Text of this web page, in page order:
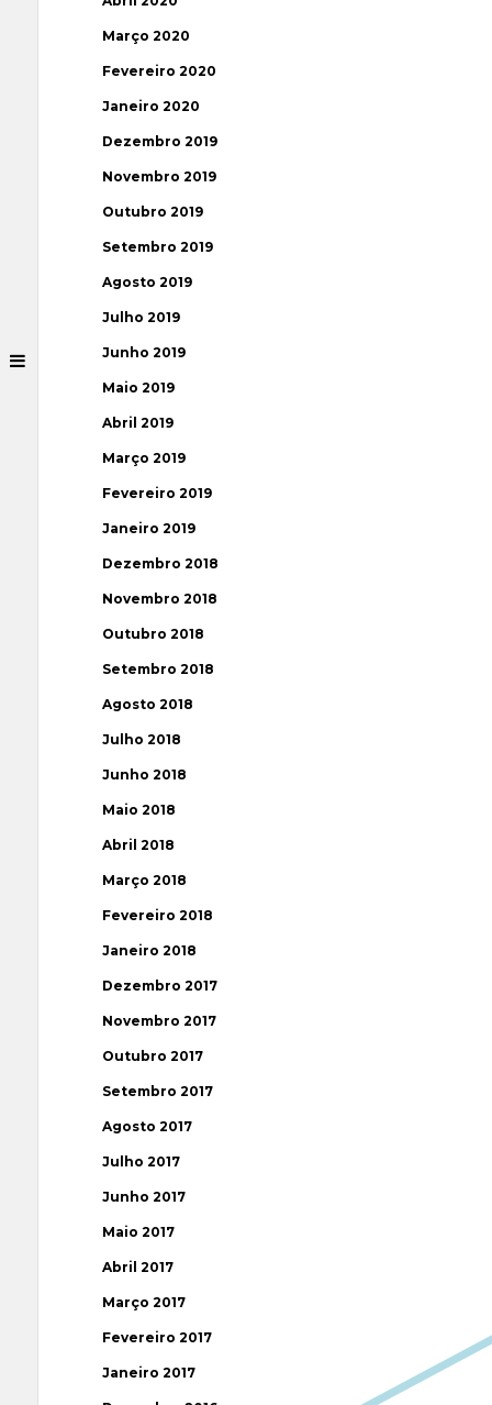
Março 2020
Fevereiro 2020
Janeiro 2020
Dezembro 2019
Novembro 2019
Outubro 2019
Setembro 2019
Agosto 2019
Julho 2019
Junho 2019
Maio 2019
Abril 2019
Março 2019
Fevereiro 2019
Janeiro 2019
Dezembro 2018
Novembro 2018
Outubro 2018
Setembro 2018
Agosto 2018
Julho 2018
Junho 2018
Maio 2018
Abril 2018
Março 2018
Fevereiro 2018
Janeiro 2018
Dezembro 2017
Novembro 2017
Outubro 2017
Setembro 2017
Agosto 2017
Julho 2017
Junho 2017
Maio 2017
Abril 2017
Março 2017
Fevereiro 2017
Janeiro 2017